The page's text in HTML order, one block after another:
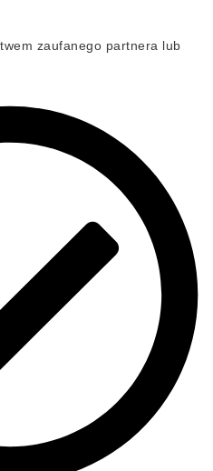
zaufanego partnera lub